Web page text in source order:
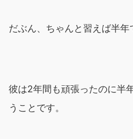
だぶん、ちゃんと習えば半年
彼は2年間も頑張ったのに半
うことです。